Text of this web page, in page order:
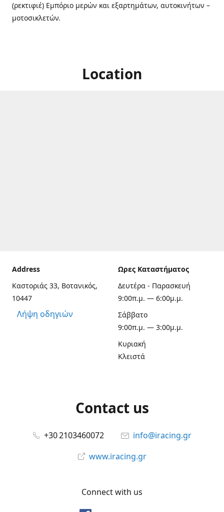
(ρεκτιφιέ) Εμπόριο μερών και εξαρτημάτων, αυτοκινήτων –
μοτοσικλετών.
Location
Address
Καστοριάς 33, Βοτανικός,
10447
Λήψη οδηγιών
Ωρες Καταστήματος
Δευτέρα - Παρασκευή
9:00π.μ. — 6:00μ.μ.
Σάββατο
9:00π.μ. — 3:00μ.μ.
Κυριακή
Κλειστά
Contact us
+30 2103460072
info@iracing.gr
www.iracing.gr
Connect with us